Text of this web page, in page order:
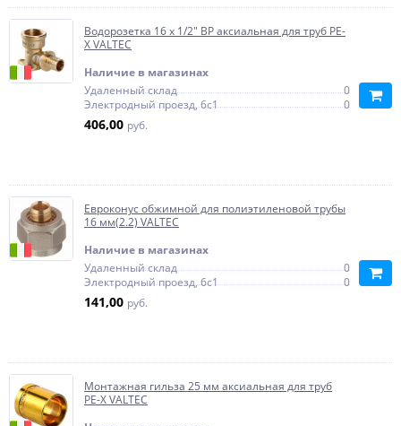
Водорозетка 16 x 1/2" ВР аксиальная для труб PE-
X VALTEC
Наличие в магазинах
Удаленный склад
0
Электродный проезд, 6с1
0
406,00 руб.
Евроконус обжимной для полиэтиленовой трубы
16 мм(2.2) VALTEC
Наличие в магазинах
Удаленный склад
0
Электродный проезд, 6с1
0
141,00 руб.
Монтажная гильза 25 мм аксиальная для труб
PE-X VALTEC